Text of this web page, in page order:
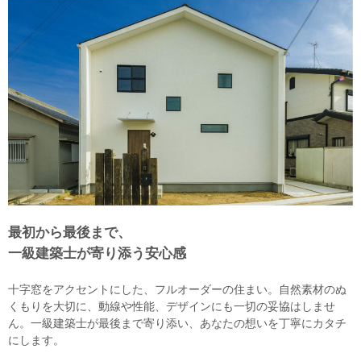
最初から最後まで、
一級建築士が寄り添う安心感
十字窓をアクセントにした、フルオーダーの住まい。自然素材のぬ
くもりを大切に、動線や性能、デザインにも一切の妥協はしませ
ん。一級建築士が最後まで寄り添い、あなたの想いを丁寧にカタチ
にします。